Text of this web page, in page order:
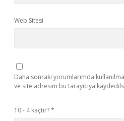
Web Sitesi
Daha sonraki yorumlarımda
ve site adresim bu tarayıcıya
10 - 4 kaçtır?*